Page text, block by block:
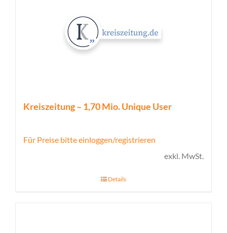
Kreiszeitung – 1,70 Mio. Unique User
Für Preise bitte einloggen/registrieren
exkl. MwSt.
Details